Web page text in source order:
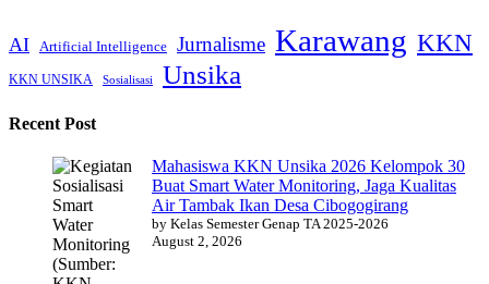
AI Artificial Intelligence Jurnalisme Karawang KKN
KKN UNSIKA Sosialisasi Unsika
Recent Post
Mahasiswa KKN Unsika 2026 Kelompok 30
Buat Smart Water Monitoring, Jaga Kualitas
Air Tambak Ikan Desa Cibogogirang
by Kelas Semester Genap TA 2025-2026
August 2, 2026